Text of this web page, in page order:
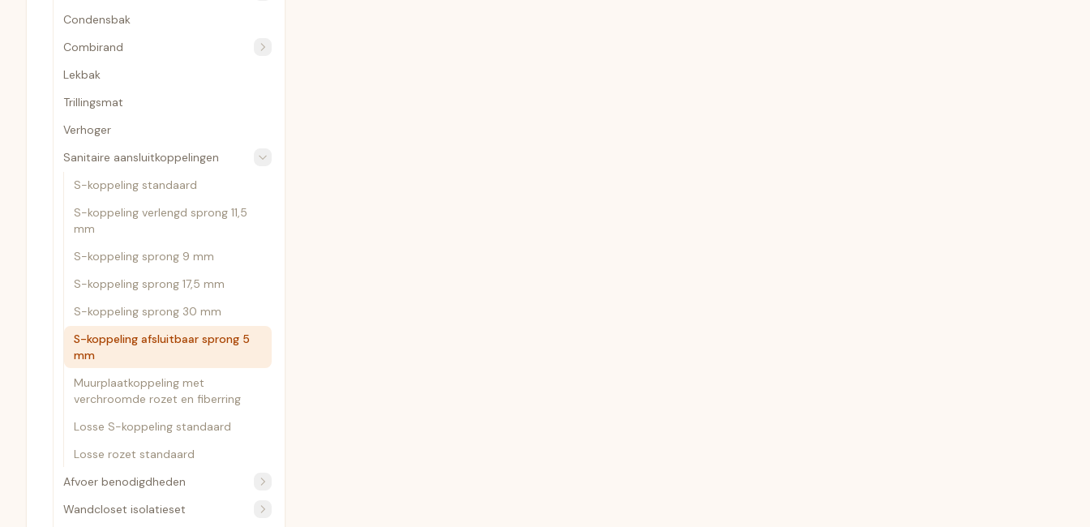
Condensbak
Combirand
Lekbak
Trillingsmat
Verhoger
Sanitaire aansluitkoppelingen
S-koppeling standaard
S-koppeling verlengd sprong 11,5
mm
S-koppeling sprong 9 mm
S-koppeling sprong 17,5 mm
S-koppeling sprong 30 mm
S-koppeling afsluitbaar sprong 5
mm
Muurplaatkoppeling met
verchroomde rozet en fiberring
Losse S-koppeling standaard
Losse rozet standaard
Afvoer benodigdheden
Wandcloset isolatieset